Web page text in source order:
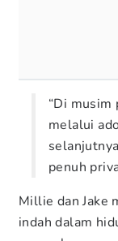
“Di musim
melalui
penuh
Millie dan Jake
indah dalam